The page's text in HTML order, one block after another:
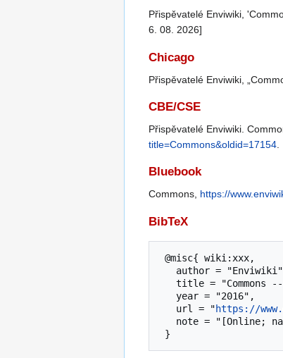
Přispěvatelé Enviwiki,
6. 08. 2026]
Chicago
Přispěvatelé Enviwiki,
CBE/CSE
Přispěvatelé Enviwiki.
title=Commons&oldid=17154
Bluebook
Commons, https://
BibTeX
   url = "
https://